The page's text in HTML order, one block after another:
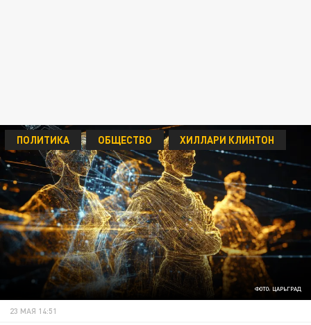
ФОТО: ЦАРЬГРАД
ПОЛИТИКА ОБЩЕСТВО ХИЛЛАРИ КЛИНТОН
23 МАЯ 14:51